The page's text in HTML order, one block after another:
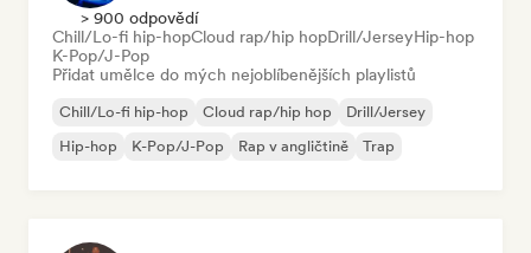
> 900 odpovědí
Chill/Lo-fi hip-hopCloud rap/hip hopDrill/JerseyHip-hop
K-Pop/J-Pop
Přidat umělce do mých nejoblíbenějších playlistů
Chill/Lo-fi hip-hop Cloud rap/hip hop
Drill/Jersey
Hip-hop
K-Pop/J-Pop Rap v angličtině Trap